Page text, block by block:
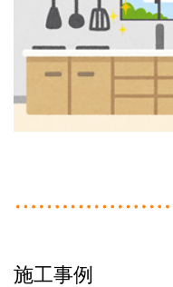
施工事例